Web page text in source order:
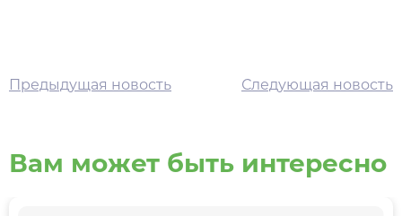
Предыдущая новость Следующая новость
Вам может быть интересно